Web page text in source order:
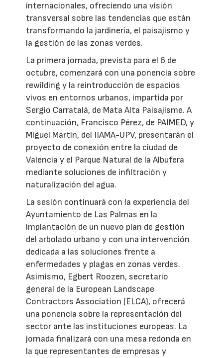
internacionales, ofreciendo una visión
transversal sobre las tendencias que están
transformando la jardinería, el paisajismo y
la gestión de las zonas verdes.
La primera jornada, prevista para el 6 de
octubre, comenzará con una ponencia sobre
rewilding y la reintroducción de espacios
vivos en entornos urbanos, impartida por
Sergio Carratalá, de Mata Alta Paisajisme. A
continuación, Francisco Pérez, de PAIMED, y
Miguel Martín, del IIAMA-UPV, presentarán el
proyecto de conexión entre la ciudad de
Valencia y el Parque Natural de la Albufera
mediante soluciones de infiltración y
naturalización del agua.
La sesión continuará con la experiencia del
Ayuntamiento de Las Palmas en la
implantación de un nuevo plan de gestión
del arbolado urbano y con una intervención
dedicada a las soluciones frente a
enfermedades y plagas en zonas verdes.
Asimismo, Egbert Roozen, secretario
general de la European Landscape
Contractors Association (ELCA), ofrecerá
una ponencia sobre la representación del
sector ante las instituciones europeas. La
jornada finalizará con una mesa redonda en
la que representantes de empresas y